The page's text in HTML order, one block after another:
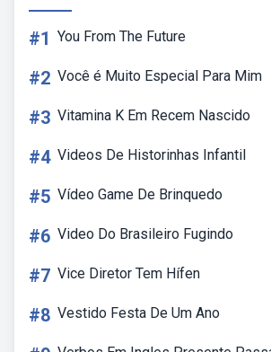
#1 You From The Future
#2 Você é Muito Especial Para Mim
#3 Vitamina K Em Recem Nascido
#4 Videos De Historinhas Infantil
#5 Vídeo Game De Brinquedo
#6 Video Do Brasileiro Fugindo
#7 Vice Diretor Tem Hífen
#8 Vestido Festa De Um Ano